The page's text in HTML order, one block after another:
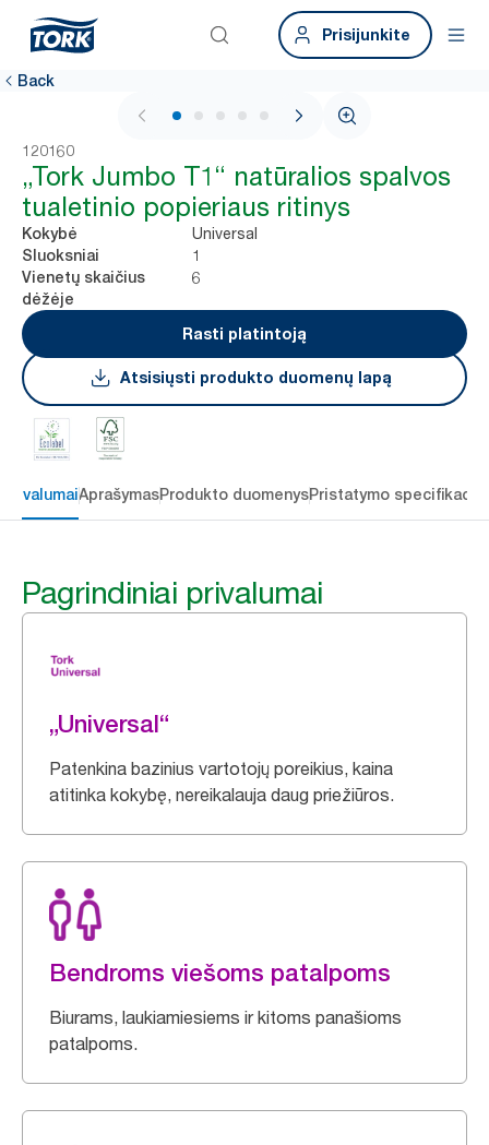
Prisijunkite
Back
1 / 5
120160
„Tork Jumbo T1“ natūralios spalvos
tualetinio popieriaus ritinys
Kokybė Universal
Sluoksniai 1
Vienetų skaičius
dėžėje
6
Rasti platintoją
Atsisiųsti produkto duomenų lapą
AprašymasProdukto duomenysPristatymo
Pagrindiniai privalumai
„Universal“
Patenkina bazinius vartotojų poreikius, kaina
atitinka kokybę, nereikalauja daug priežiūros.
Bendroms viešoms patalpoms
Biurams, laukiamiesiems ir kitoms panašioms
patalpoms.